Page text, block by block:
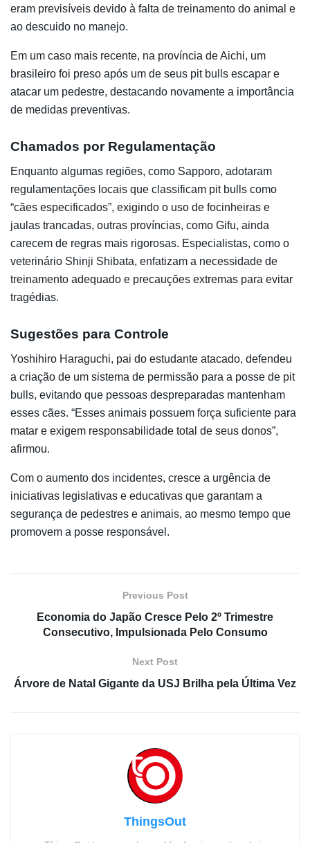
eram previsíveis devido à falta de treinamento do animal e
ao descuido no manejo.
Em um caso mais recente, na província de Aichi, um
brasileiro foi preso após um de seus pit bulls escapar e
atacar um pedestre, destacando novamente a importância
de medidas preventivas.
Chamados por Regulamentação
Enquanto algumas regiões, como Sapporo, adotaram
regulamentações locais que classificam pit bulls como
“cães especificados”, exigindo o uso de focinheiras e
jaulas trancadas, outras províncias, como Gifu, ainda
carecem de regras mais rigorosas. Especialistas, como o
veterinário Shinji Shibata, enfatizam a necessidade de
treinamento adequado e precauções extremas para evitar
tragédias.
Sugestões para Controle
Yoshihiro Haraguchi, pai do estudante atacado, defendeu
a criação de um sistema de permissão para a posse de pit
bulls, evitando que pessoas despreparadas mantenham
esses cães. “Esses animais possuem força suficiente para
matar e exigem responsabilidade total de seus donos”,
afirmou.
Com o aumento dos incidentes, cresce a urgência de
iniciativas legislativas e educativas que garantam a
segurança de pedestres e animais, ao mesmo tempo que
promovem a posse responsável.
Previous Post
Economia do Japão Cresce Pelo 2º Trimestre
Consecutivo, Impulsionada Pelo Consumo
Next Post
Árvore de Natal Gigante da USJ Brilha pela Última Vez
ThingsOut